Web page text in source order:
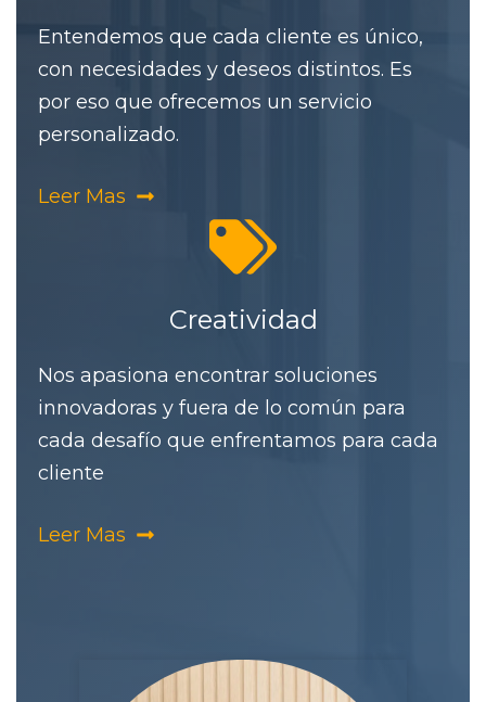
Entendemos que cada cliente es único,
con necesidades y deseos distintos. Es
por eso que ofrecemos un servicio
personalizado.
Leer Mas
Creatividad
Nos apasiona encontrar soluciones
innovadoras y fuera de lo común para
cada desafío que enfrentamos para cada
cliente
Leer Mas